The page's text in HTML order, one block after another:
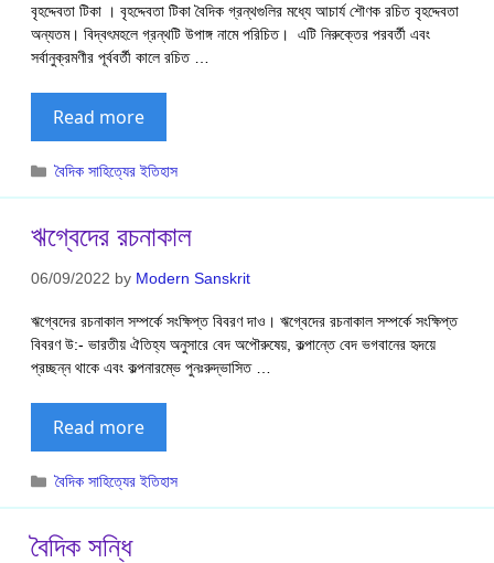
বৃহদ্দেবতা টিকা । বৃহদ্দেবতা টিকা বৈদিক গ্রন্থগুলির মধ্যে আচার্য শৌণক রচিত বৃহদ্দেবতা
অন্যতম। বিদ্বৎমহলে গ্রন্থটি উপাঙ্গ নামে পরিচিত। এটি নিরুক্তের পরবর্তী এবং
সর্বানুক্রমণীর পূর্ববর্তী কালে রচিত …
Read more
Categories
বৈদিক সাহিত্যের ইতিহাস
ঋগ্বেদের রচনাকাল
06/09/2022 by Modern Sanskrit
ঋগ্বেদের রচনাকাল সম্পর্কে সংক্ষিপ্ত বিবরণ দাও। ঋগ্বেদের রচনাকাল সম্পর্কে সংক্ষিপ্ত
বিবরণ উ:- ভারতীয় ঐতিহ্য অনুসারে বেদ অপৌরুষেয়, কল্পান্তে বেদ ভগবানের হৃদয়ে
প্রচ্ছন্ন থাকে এবং কল্পনারম্ভে পুনঃরুদ্ভাসিত …
Read more
Categories
বৈদিক সাহিত্যের ইতিহাস
বৈদিক সন্ধি